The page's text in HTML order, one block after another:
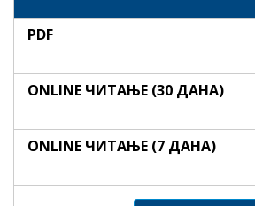
PDF
ONLINE ЧИТАЊЕ (30 ДАНА)
ONLINE ЧИТАЊЕ (7 ДАНА)